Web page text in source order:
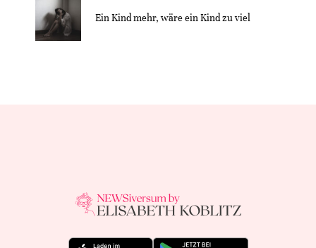
Ein Kind mehr, wäre ein Kind zu viel